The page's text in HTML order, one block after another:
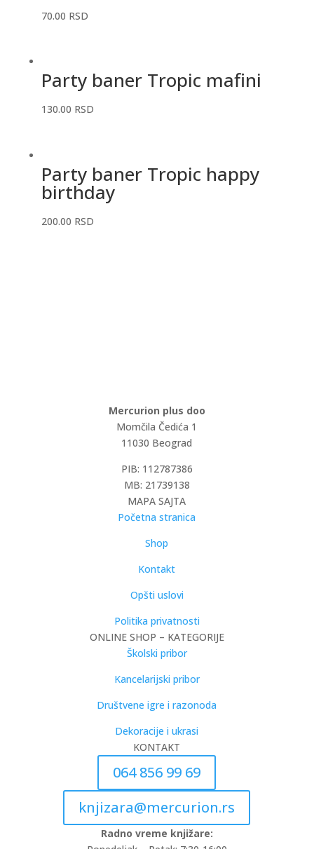
70.00 RSD
Party baner Tropic mafini
130.00 RSD
Party baner Tropic happy
birthday
200.00 RSD
Mercurion plus doo
Momčila Čedića 1
11030 Beograd
PIB: 112787386
MB: 21739138
MAPA SAJTA
Početna stranica
Shop
Kontakt
Opšti uslovi
Politika privatnosti
ONLINE SHOP – KATEGORIJE
Školski pribor
Kancelarijski pribor
Društvene igre i razonoda
Dekoracije i ukrasi
KONTAKT
064 856 99 69
knjizara@mercurion.rs
Radno vreme knjižare: